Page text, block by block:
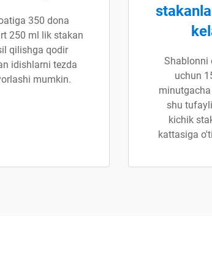
350 dona
250 ml lik stakan
qilishga qodir
idishlarni tezda
mumkin.
Shablonni
uchun
shu
kichik
kattasiga